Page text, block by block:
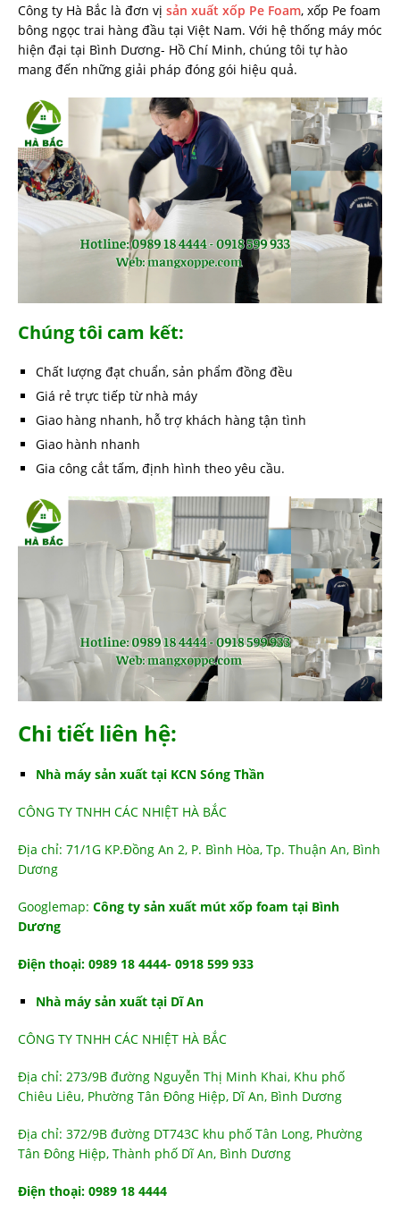
Công ty Hà Bắc là đơn vị sản xuất xốp Pe Foam, xốp Pe foam
bông ngọc trai hàng đầu tại Việt Nam. Với hệ thống máy móc
hiện đại tại Bình Dương- Hồ Chí Minh, chúng tôi tự hào
mang đến những giải pháp đóng gói hiệu quả.
Chúng tôi cam kết:
Chất lượng đạt chuẩn, sản phẩm đồng đều
Giá rẻ trực tiếp từ nhà máy
Giao hàng nhanh, hỗ trợ khách hàng tận tình
Giao hành nhanh
Gia công cắt tấm, định hình theo yêu cầu.
Chi tiết liên hệ:
Nhà máy sản xuất tại KCN Sóng Thần
CÔNG TY TNHH CÁC NHIỆT HÀ BẮC
Địa chỉ: 71/1G KP.Đồng An 2, P. Bình Hòa, Tp. Thuận An, Bình
Dương
Googlemap: Công ty sản xuất mút xốp foam tại Bình
Dương
Điện thoại: 0989 18 4444- 0918 599 933
Nhà máy sản xuất tại Dĩ An
CÔNG TY TNHH CÁC NHIỆT HÀ BẮC
Địa chỉ: 273/9B đường Nguyễn Thị Minh Khai, Khu phố
Chiêu Liêu, Phường Tân Đông Hiệp, Dĩ An, Bình Dương
Địa chỉ: 372/9B đường DT743C khu phố Tân Long, Phường
Tân Đông Hiệp, Thành phố Dĩ An, Bình Dương
Điện thoại: 0989 18 4444